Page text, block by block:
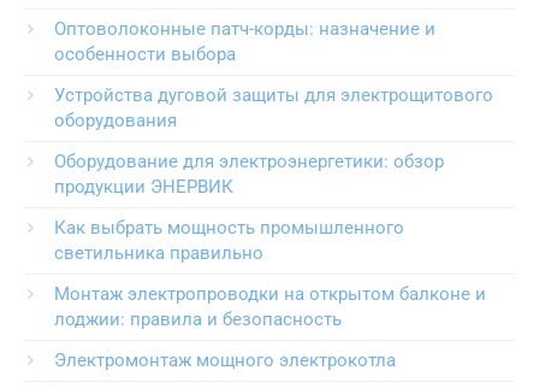
Оптоволоконные патч-корды: назначение и
особенности выбора
Устройства дуговой защиты для электрощитового
оборудования
Оборудование для электроэнергетики: обзор
продукции ЭНЕРВИК
Как выбрать мощность промышленного
светильника правильно
Монтаж электропроводки на открытом балконе и
лоджии: правила и безопасность
Электромонтаж мощного электрокотла